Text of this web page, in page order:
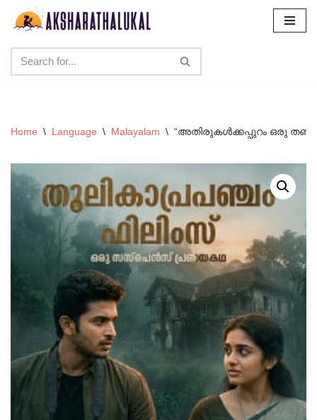
content
Home \ Language \ Malayalam \ “അതിരുകൾക്കപ്പുറം ഒരു